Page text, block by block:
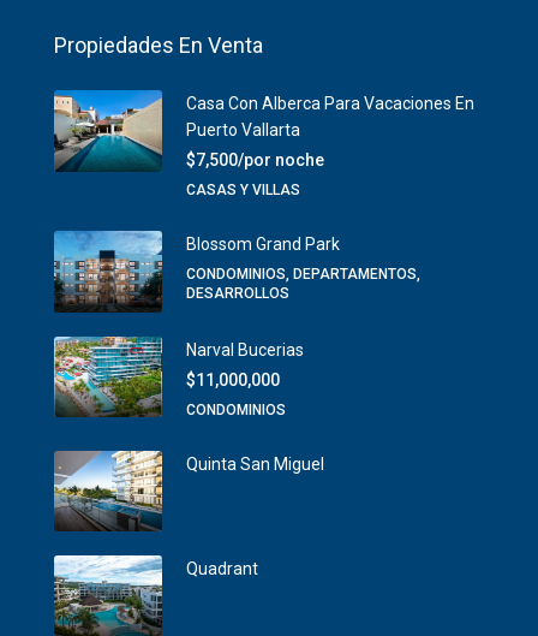
Propiedades En Venta
Casa Con Alberca Para Vacaciones En
Puerto Vallarta
$7,500/por noche
CASAS Y VILLAS
Blossom Grand Park
CONDOMINIOS, DEPARTAMENTOS,
DESARROLLOS
Narval Bucerias
$11,000,000
CONDOMINIOS
Quinta San Miguel
Quadrant